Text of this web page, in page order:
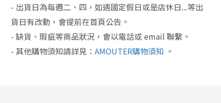
- 出貨日為每週二、四，如遇國定假日或是店休日...等出
貨日有改動，會提前在首頁公告。
- 缺貨、瑕疵等商品狀況，會以電話或 email 聯繫。
- 其他購物須知請詳見： AMOUTER購物須知 。